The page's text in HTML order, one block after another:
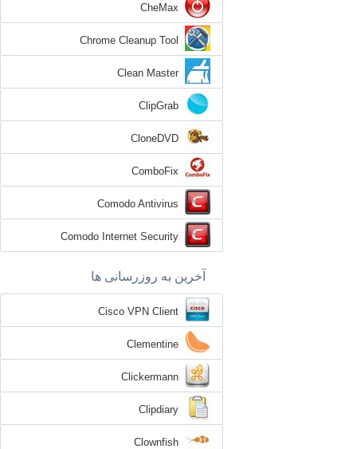
CheMax
Chrome Cleanup Tool
Clean Master
ClipGrab
CloneDVD
ComboFix
Comodo Antivirus
Comodo Internet Security
آخرین به روزرسانی ها
Cisco VPN Client
Clementine
Clickermann
Clipdiary
Clownfish